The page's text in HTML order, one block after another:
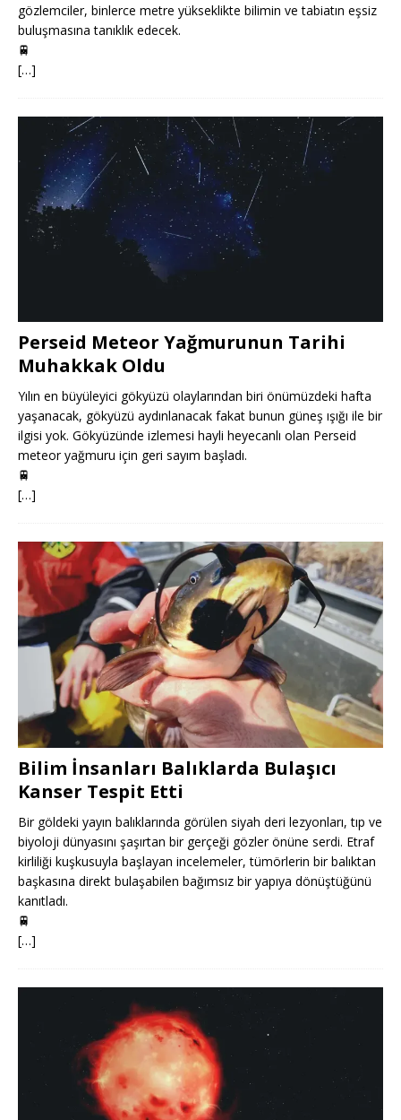
gözlemciler, binlerce metre yükseklikte bilimin ve tabiatın eşsiz
buluşmasına tanıklık edecek.
🚆
[…]
Perseid Meteor Yağmurunun Tarihi
Muhakkak Oldu
Yılın en büyüleyici gökyüzü olaylarından biri önümüzdeki hafta
yaşanacak, gökyüzü aydınlanacak fakat bunun güneş ışığı ile bir
ilgisi yok. Gökyüzünde izlemesi hayli heyecanlı olan Perseid
meteor yağmuru için geri sayım başladı.
🚆
[…]
Bilim İnsanları Balıklarda Bulaşıcı
Kanser Tespit Etti
Bir göldeki yayın balıklarında görülen siyah deri lezyonları, tıp ve
biyoloji dünyasını şaşırtan bir gerçeği gözler önüne serdi. Etraf
kirliliği kuşkusuyla başlayan incelemeler, tümörlerin bir balıktan
başkasına direkt bulaşabilen bağımsız bir yapıya dönüştüğünü
kanıtladı.
🚆
[…]